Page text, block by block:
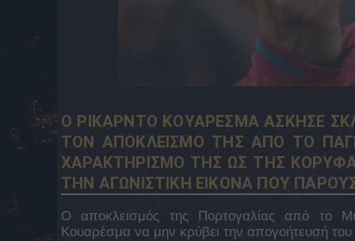
Ο ΡΙΚΑΡΝΤΟ ΚΟΥΑΡΕΣΜΑ ΑΣΚΗΣΕ
ΤΟΝ ΑΠΟΚΛΕΙΣΜΟ ΤΗΣ ΑΠΟ ΤΟ
ΧΑΡΑΚΤΗΡΙΣΜΟ ΤΗΣ ΩΣ ΤΗΣ
ΤΗΝ ΑΓΩΝΙΣΤΙΚΗ ΕΙΚΟΝΑ ΠΟΥ
Ο αποκλεισμός της Πορτογαλίας από το
Κουαρέσμα να μην κρύβει την απογοήτευσή του